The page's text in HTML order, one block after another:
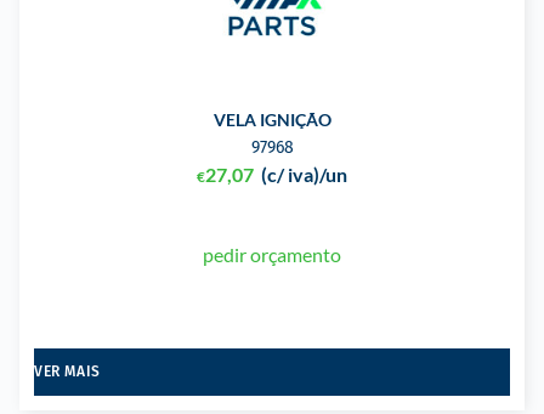
VELA IGNIÇÃO
97968
€27,07 (c/ iva)/un
pedir orçamento
VER MAIS